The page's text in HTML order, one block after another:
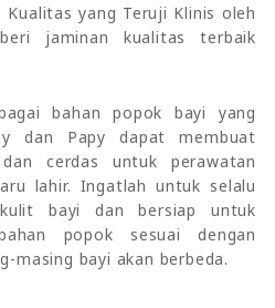
. Kualitas yang Teruji Klinis oleh
jaminan kualitas terbaik
bahan popok bayi yang
dan Papy dapat membuat
cerdas untuk perawatan
lahir. Ingatlah untuk selalu
bayi dan bersiap untuk
popok sesuai dengan
masing bayi akan berbeda.